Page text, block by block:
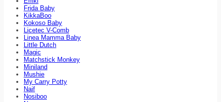
Frida Baby
KikkaBoo
Kokoso Baby
Licetec V-Comb
Linea Mamma Baby
Little Dutch
Magic
Matchstick Monkey
Miniland
Mushie
My Carry Potty
Naif
Nosiboo